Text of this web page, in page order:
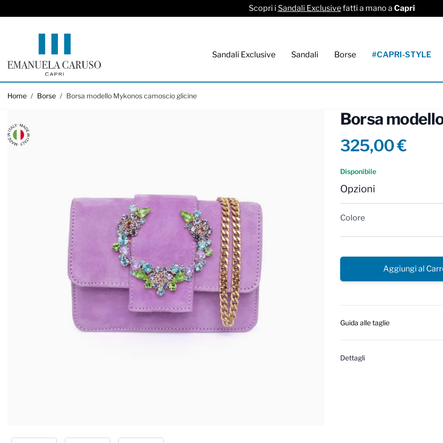
Scopri i Sandali Exclusivefatti a mano a Capri
Sandali Exclusive Sandali Borse #CAPRI-STYLE
Home / Borse / Borsa modello Mykonos camoscio glicine
Borsa
Product
325,00 €
Reviews
Disponibile
Opzioni
Colore
Aggiungi al
Guida alle taglie
Dettagli